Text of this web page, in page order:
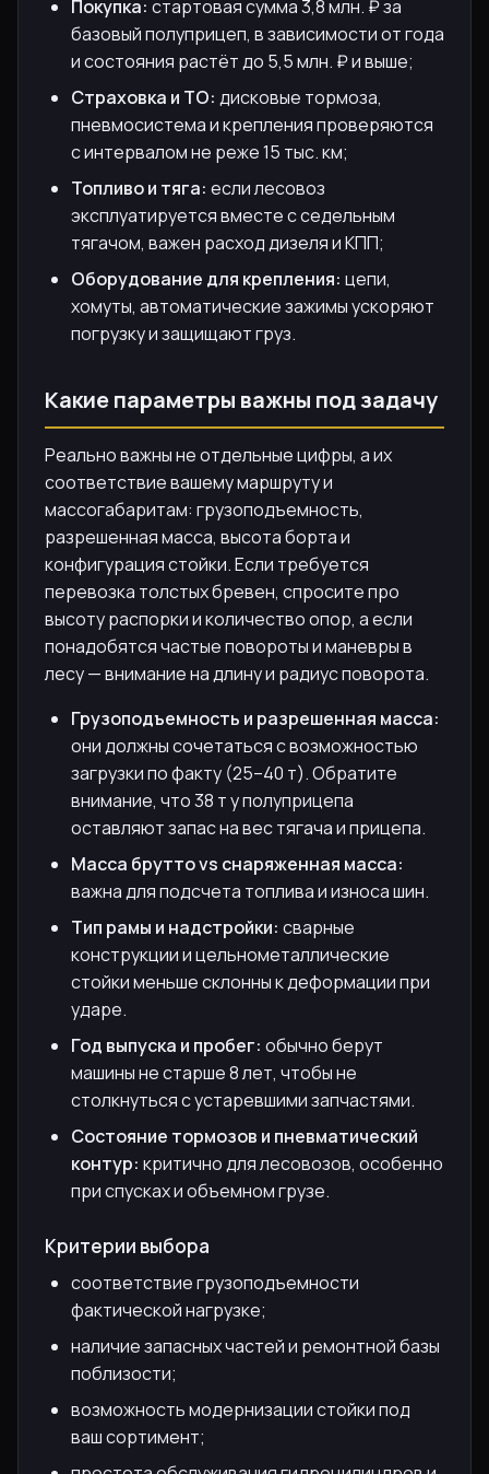
Покупка: стартовая сумма 3,8 млн. ₽ за
базовый полуприцеп, в зависимости от года
и состояния растёт до 5,5 млн. ₽ и выше;
Страховка и ТО: дисковые тормоза,
пневмосистема и крепления проверяются
с интервалом не реже 15 тыс. км;
Топливо и тяга: если лесовоз
эксплуатируется вместе с седельным
тягачом, важен расход дизеля и КПП;
Оборудование для крепления: цепи,
хомуты, автоматические зажимы ускоряют
погрузку и защищают груз.
Какие параметры важны под задачу
Реально важны не отдельные цифры, а их
соответствие вашему маршруту и
массогабаритам: грузоподъемность,
разрешенная масса, высота борта и
конфигурация стойки. Если требуется
перевозка толстых бревен, спросите про
высоту распорки и количество опор, а если
понадобятся частые повороты и маневры в
лесу — внимание на длину и радиус поворота.
Грузоподъемность и разрешенная масса:
они должны сочетаться с возможностью
загрузки по факту (25–40 т). Обратите
внимание, что 38 т у полуприцепа
оставляют запас на вес тягача и прицепа.
Масса брутто vs снаряженная масса:
важна для подсчета топлива и износа шин.
Тип рамы и надстройки: сварные
конструкции и цельнометаллические
стойки меньше склонны к деформации при
ударе.
Год выпуска и пробег: обычно берут
машины не старше 8 лет, чтобы не
столкнуться с устаревшими запчастями.
Состояние тормозов и пневматический
контур: критично для лесовозов, особенно
при спусках и объемном грузе.
Критерии выбора
соответствие грузоподъемности
фактической нагрузке;
наличие запасных частей и ремонтной базы
поблизости;
возможность модернизации стойки под
ваш сортимент;